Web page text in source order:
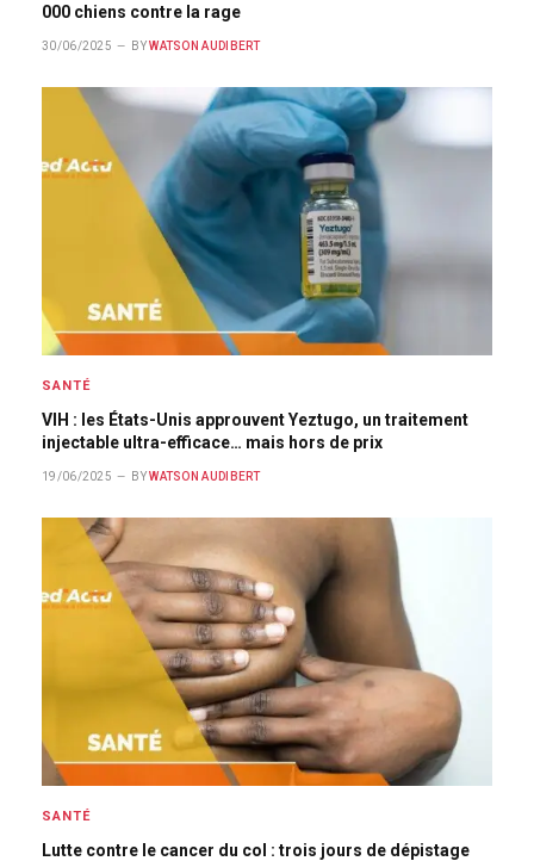
000 chiens contre la rage
30/06/2025 BY WATSON AUDIBERT
SANTÉ
VIH : les États-Unis approuvent Yeztugo, un traitement
injectable ultra-efficace… mais hors de prix
19/06/2025 BY WATSON AUDIBERT
SANTÉ
Lutte contre le cancer du col : trois jours de dépistage